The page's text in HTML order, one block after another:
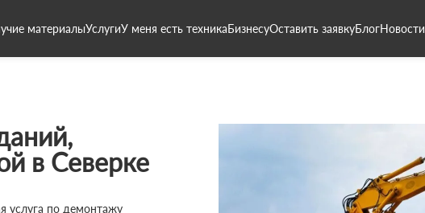
материалыУслугиУ меня есть техникаБизнесуОставить заявкуБлогНовости
в Северке
услуга по демонтажу